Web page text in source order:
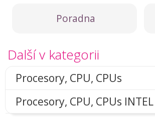
Poradna
Další v kategorii
Procesory, CPU, CPUs
Procesory, CPU, CPUs INTEL